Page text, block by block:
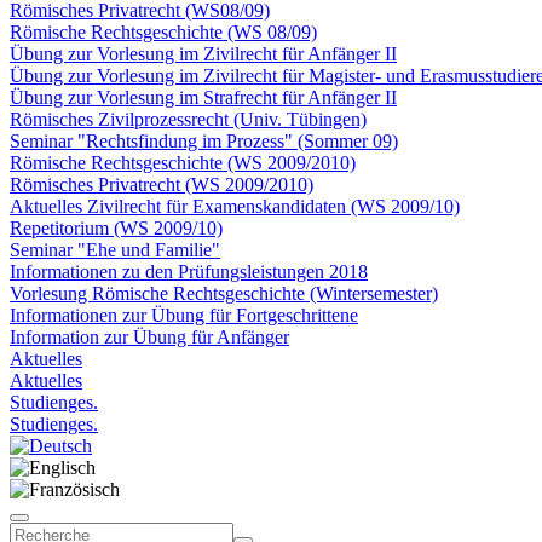
Römisches Privatrecht (WS08/09)
Römische Rechtsgeschichte (WS 08/09)
Übung zur Vorlesung im Zivilrecht für Anfänger II
Übung zur Vorlesung im Zivilrecht für Magister- und
Übung zur Vorlesung im Strafrecht für Anfänger II
Römisches Zivilprozessrecht (Univ. Tübingen)
Seminar "Rechtsfindung im Prozess" (Sommer 09)
Römische Rechtsgeschichte (WS 2009/2010)
Römisches Privatrecht (WS 2009/2010)
Aktuelles Zivilrecht für Examenskandidaten (WS 2009/10)
Repetitorium (WS 2009/10)
Seminar "Ehe und Familie"
Informationen zu den Prüfungsleistungen 2018
Vorlesung Römische Rechtsgeschichte (Wintersemester)
Informationen zur Übung für Fortgeschrittene
Information zur Übung für Anfänger
Aktuelles
Aktuelles
Studienges.
Studienges.